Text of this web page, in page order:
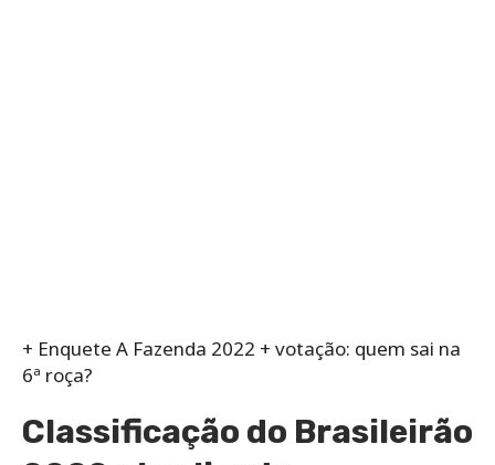
+ Enquete A Fazenda 2022 + votação: quem sai na
6ª roça?
Classificação do Brasileirão